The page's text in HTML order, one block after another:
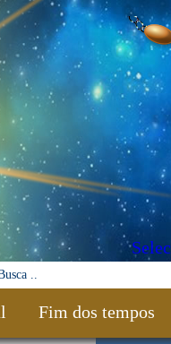
Fim dos tempos